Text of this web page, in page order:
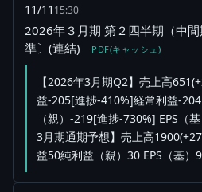
11/11 15:30
2026年３月期 第２四半期（中
準〕(連結)
PDF(キャッシュ)
【2026年3月期Q2】売上高
益-205[進捗-410%]経常利益-
（親）-219[進捗-730%] EPS（
3月期通期予想】売上高
益50純利益（親）30 EPS（基）